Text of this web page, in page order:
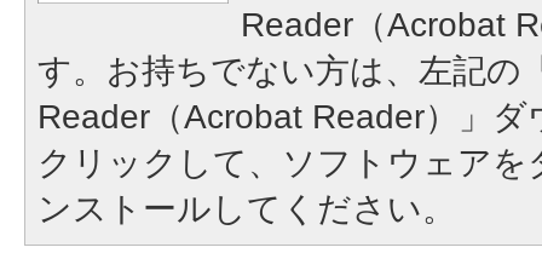
Reader（Acrobat
す。お持ちでない方は、左記の
Reader（Acrobat Reader）」
クリックして、ソフトウェア
ンストールしてください。